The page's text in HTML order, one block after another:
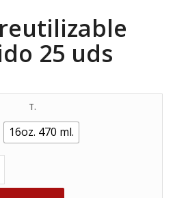
25 uds
T.
16oz. 470 ml.